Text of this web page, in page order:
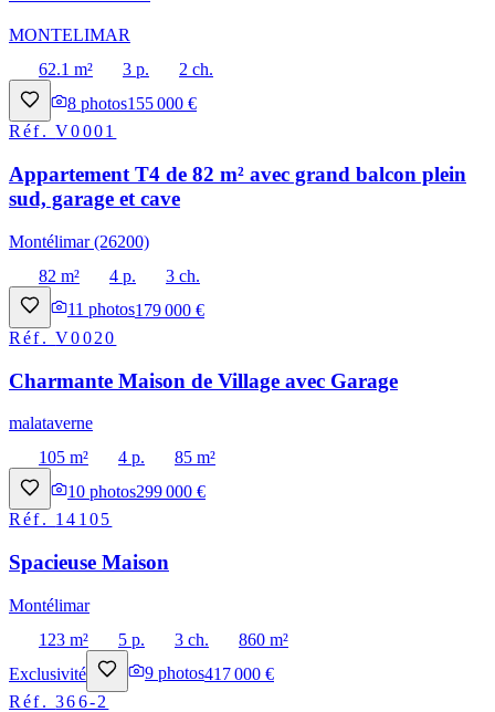
MONTELIMAR
62.1 m²
3 p.
2 ch.
8 photos155 000 €
Réf.V0001
Appartement T4 de 82 m² avec grand balcon plein
sud, garage et cave
Montélimar (26200)
82 m²
4 p.
3 ch.
11 photos179 000 €
Réf.V0020
Charmante Maison de Village avec Garage
malataverne
105 m²
4 p.
85 m²
10 photos299 000 €
Réf. 14105
Spacieuse Maison
Montélimar
123 m²
5 p. 3 ch.
860 m²
Exclusivité
9 photos417 000 €
Réf.366-2